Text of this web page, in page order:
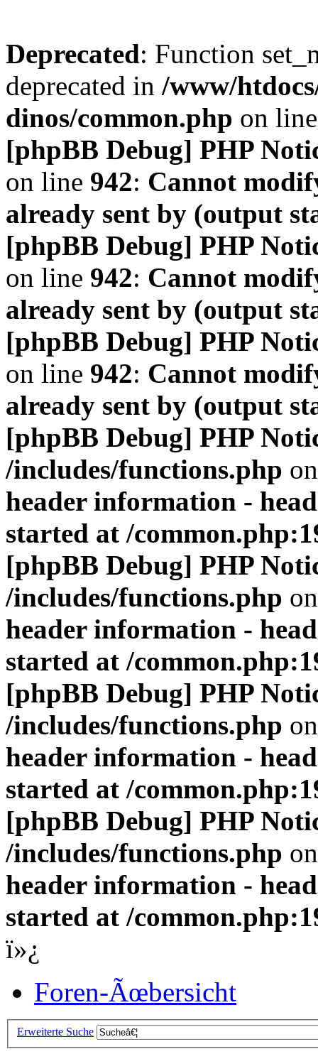
Deprecated: Function
deprecated in /www/
dinos/common.php on
[phpBB Debug] PHP
on line 942: Cannot
already sent by (output
[phpBB Debug] PHP
on line 942: Cannot
already sent by (output
[phpBB Debug] PHP
on line 942: Cannot
already sent by (output
[phpBB Debug] PHP
/includes/functions.php
header information -
started at /
[phpBB Debug] PHP
/includes/functions.php
header information -
started at /
[phpBB Debug] PHP
/includes/functions.php
header information -
started at /
[phpBB Debug] PHP
/includes/functions.php
header information -
started at /
ï»¿
Foren-Ãœbersicht
Erweiterte Suche